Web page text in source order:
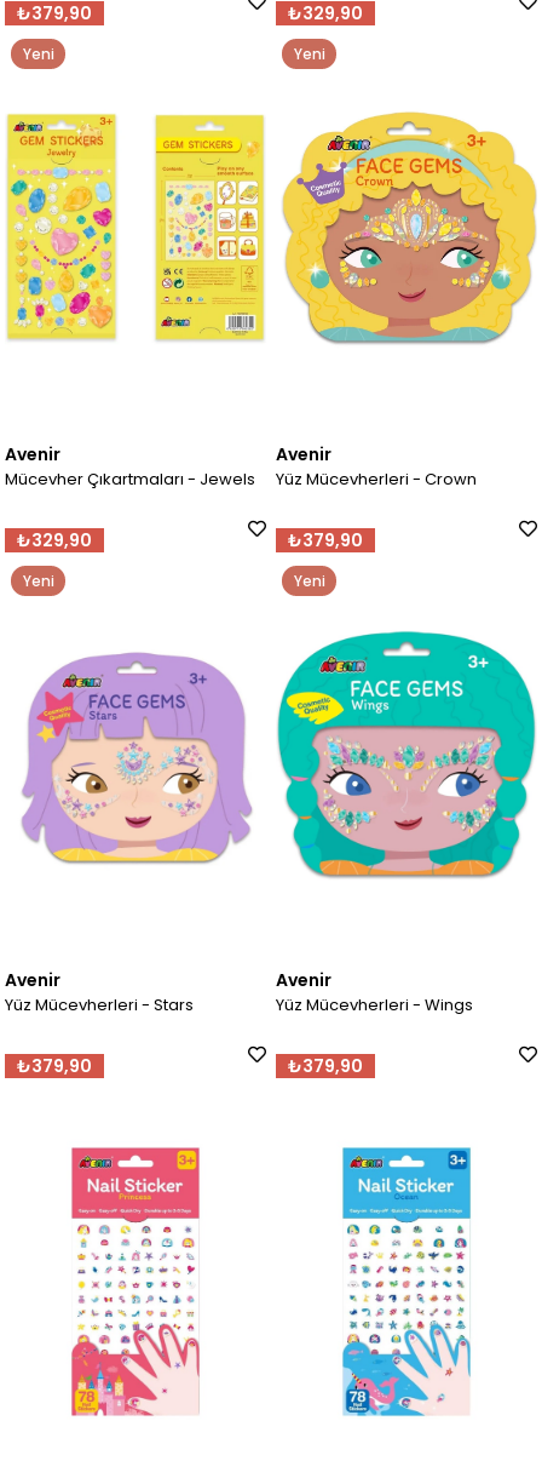
₺379,90 ₺329,90
Avenir
Mücevher Çıkartmaları - Jewels
₺329,90
Yeni
Avenir
Yüz Mücevherleri - Crown
₺379,90
Yeni
Avenir
Yüz Mücevherleri - Stars
₺379,90
Yeni
Avenir
Yüz Mücevherleri - Wings
₺379,90
Yeni